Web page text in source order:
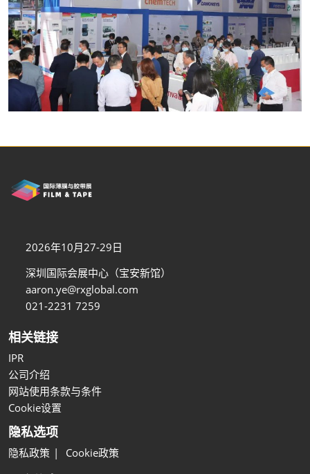
2026年10月27-29日
深圳国际会展中心（宝安新馆）
aaron.ye@rxglobal.com
021-2231 7259
相关链接
IPR
公司介绍
网站使用条款与条件
Cookie设置
隐私选项
隐私政策 Cookie政策